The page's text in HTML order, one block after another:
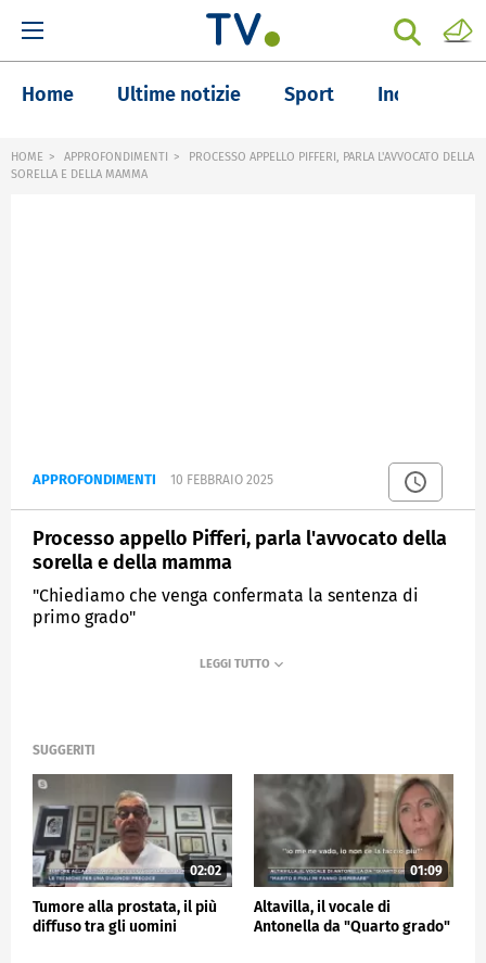
Home Ultime notizie Sport Inchieste
HOME APPROFONDIMENTI
PROCESSO APPELLO PIFFERI, PARLA L'AVVOCATO DELLA
SORELLA E DELLA MAMMA
APPROFONDIMENTI 10 FEBBRAIO 2025
Processo appello Pifferi, parla l'avvocato della
sorella e della mamma
"Chiediamo che venga confermata la sentenza di
primo grado"
MATTINO CINQUE NEWS
SUGGERITI
02:02
Tumore alla prostata, il più
diffuso tra gli uomini
01:09
Altavilla, il vocale di
Antonella da "Quarto grado"